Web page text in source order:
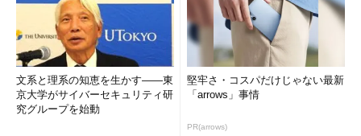
文系と理系の知恵を生かす――東
京大学がサイバーセキュリティ研
究グループを始動
堅牢さ・コスパだけじゃない最新
「arrows」事情
PR(arrows)